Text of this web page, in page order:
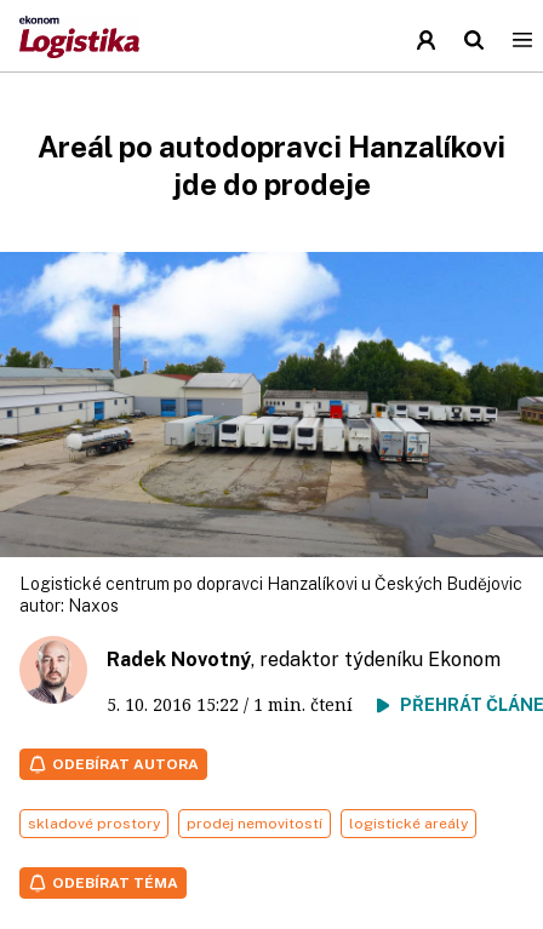
Areál po autodopravci Hanzalíkovi
jde do prodeje
Logistické centrum po dopravci Hanzalíkovi u Českých Budějovic
autor: Naxos
Radek Novotný, redaktor týdeníku Ekonom
5. 10. 2016 15:22 / 1 min. čtení PŘEHRÁT
ODEBÍRAT AUTORA
skladové prostory prodej nemovitostí logistické areály
ODEBÍRAT TÉMA